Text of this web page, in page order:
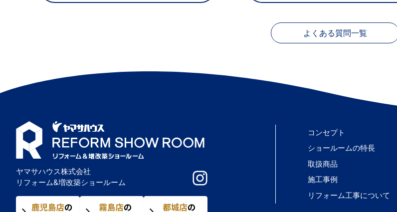
よくある質問一覧
ヤマサハウス株式会社
リフォーム&増改築ショールーム
コンセプト
ショールームの特長
取扱商品
施工事例
リフォーム工事について